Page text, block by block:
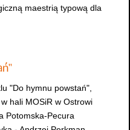
maestrią typową dla
"Do hymnu powstań",
hali MOSiR w Ostrowi
Potomska-Pecura